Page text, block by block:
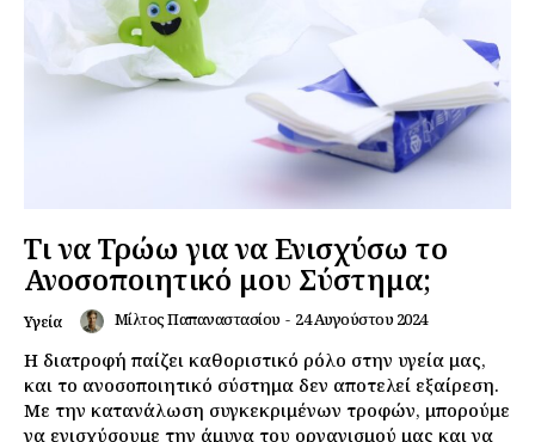
Τι να Τρώω για να Ενισχύσω το
Ανοσοποιητικό μου Σύστημα;
Υγεία Μίλτος Παπαναστασίου - 24 Αυγούστου 2024
Η διατροφή παίζει καθοριστικό ρόλο στην υγεία μας,
και το ανοσοποιητικό σύστημα δεν αποτελεί εξαίρεση.
Με την κατανάλωση συγκεκριμένων τροφών, μπορούμε
να ενισχύσουμε την άμυνα του οργανισμού μας και να